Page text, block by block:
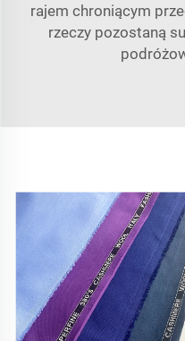
rajem chroniącym
rzeczy pozostaną